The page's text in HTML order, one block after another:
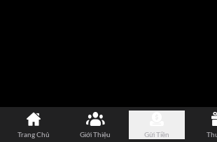
Trang Chủ Giới Thiệu Gửi Tiền